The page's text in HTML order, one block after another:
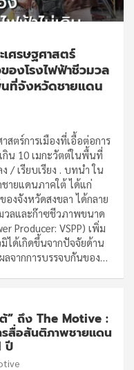
ศรษฐศาสตร์
องโรงไฟฟ้าชีวมวล
นที่จังหวัดชายแดน
สตร์การเมืองที่เอื้อต่อการ
กิน 10 เมกะวัตต์ในพื้นที่
/ เรียบเรียง . บทนำ ใน
ายแดนภาคใต้ ได้แก่
งจังหวัดสงขลา ได้กลาย
ลและก๊าซชีวภาพขนาด
Producer: VSPP) เพิ่ม
ได้เกิดขึ้นจากปัจจัยด้าน
ลจากการบรรจบกันของ…
ต้” ถึง The Motive :
สื่อสันติภาพชายแดน
ปี